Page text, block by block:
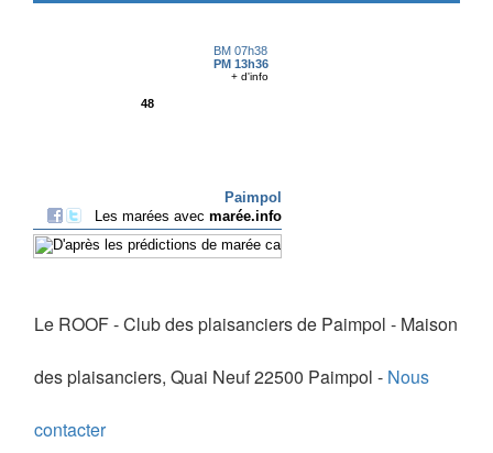
Le ROOF - Club des plaisanciers de Paimpol - Maison
des plaisanciers, Quai Neuf 22500 Paimpol - Nous
contacter